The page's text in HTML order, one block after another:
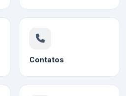
Contatos